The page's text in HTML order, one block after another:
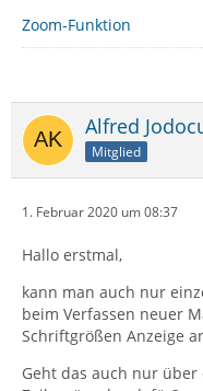
Zoom-Funktion
Alfred
Mitglied
1. Februar 2020 um 08:37
Hallo erstmal,
kann man auch nur
beim Verfassen neuer
Schriftgrößen Anzeige
Geht das auch nur über